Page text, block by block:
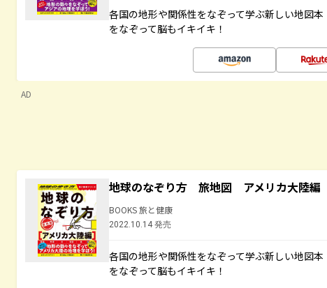
各国の地形や関係性をなぞって学ぶ新しい地図
をなぞって脳もイキイキ！
AD
地球のなぞり方 旅地図 アメリカ大陸編
BOOKS 旅と健康
2022.10.14 発売
各国の地形や関係性をなぞって学ぶ新しい地図
をなぞって脳もイキイキ！